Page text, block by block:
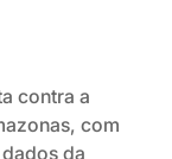
contra a
com
da